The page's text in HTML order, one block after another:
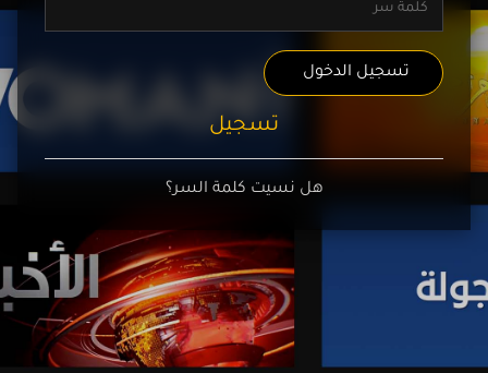
تسجيل الدخول
تسجيل
هل نسيت كلمة السر؟